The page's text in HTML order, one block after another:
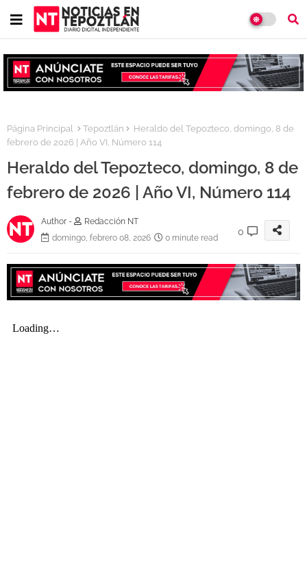
Página Principal Tepoztlán
Heraldo del Tepozteco, domingo, 8 de
febrero de 2026 | Año VI, Número 114
Heraldo del Tepozteco, domingo, 8 de
febrero de 2026 | Año VI, Número 114
Author -
Redacción NT
domingo, febrero 08, 2026
0 minute read
0